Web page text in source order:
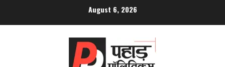
August 6, 2026